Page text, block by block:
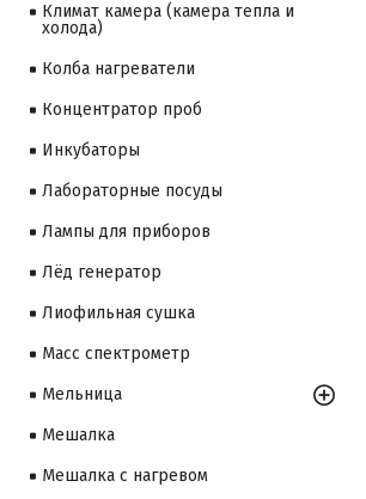
Климат камера (камера тепла и
холода)
Колба нагреватели
Концентратор проб
Инкубаторы
Лабораторные посуды
Лампы для приборов
Лёд генератор
Лиофильная сушка
Масс спектрометр
Мельница
Мешалка
Мешалка с нагревом